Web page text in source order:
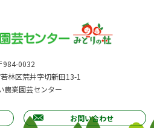
984-0032
林区荒井字切新田13-1
農業園芸センター
お問い合わせ